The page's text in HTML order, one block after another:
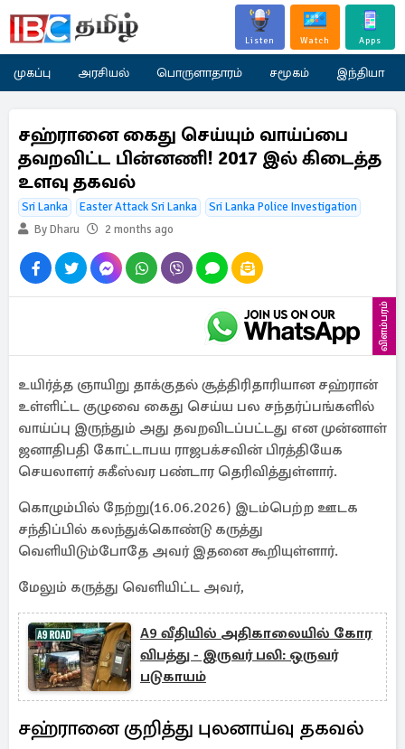
Listen Watch Apps
முகப்பு அரசியல் பொருளாதாரம் சமூகம் இந்தியா
சஹ்ரானை கைது செய்யும் வாய்ப்பை
தவறவிட்ட பின்னணி! 2017 இல் கிடைத்த
உளவு தகவல்
Sri Lanka Easter Attack Sri Lanka
Sri Lanka Police Investigation
By Dharu
2 months ago
விளம்பரம்
உயிர்த்த ஞாயிறு தாக்குதல் சூத்திரிதாரியான சஹ்ரான்
உள்ளிட்ட குழுவை கைது செய்ய பல சந்தர்ப்பங்களில்
வாய்ப்பு இருந்தும் அது தவறவிடப்பட்டது என முன்னாள்
ஜனாதிபதி கோட்டாபய ராஜபக்சவின் பிரத்தியேக
செயலாளர் சுகீஸ்வர பண்டார தெரிவித்துள்ளார்.
கொழும்பில் நேற்று(16.06.2026) இடம்பெற்ற ஊடக
சந்திப்பில் கலந்துக்கொண்டு கருத்து
வெளியிடும்போதே அவர் இதனை கூறியுள்ளார்.
மேலும் கருத்து வெளியிட்ட அவர்,
A9 வீதியில் அதிகாலையில் கோர
விபத்து - இருவர் பலி: ஒருவர்
படுகாயம்
சஹ்ரானை குறித்து புலனாய்வு தகவல்